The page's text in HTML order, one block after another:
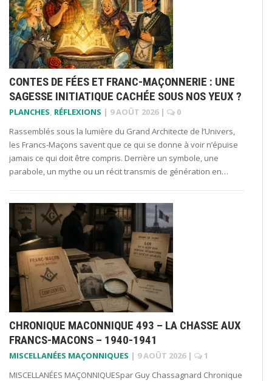
CONTES DE FÉES ET FRANC-MAÇONNERIE : UNE
SAGESSE INITIATIQUE CACHÉE SOUS NOS YEUX ?
PLANCHES, RÉFLEXIONS | 9 AOÛT 2026 |
0
Rassemblés sous la lumière du Grand Architecte de l’Univers,
les Francs-Maçons savent que ce qui se donne à voir n’épuise
jamais ce qui doit être compris. Derrière un symbole, une
parabole, un mythe ou un récit transmis de génération en…
CHRONIQUE MACONNIQUE 493 – LA CHASSE AUX
FRANCS-MACONS – 1940-1941
MISCELLANÉES MAÇONNIQUES | 9 AOÛT 2026 |
1
MISCELLANÉES MAÇONNIQUESpar Guy Chassagnard Chronique